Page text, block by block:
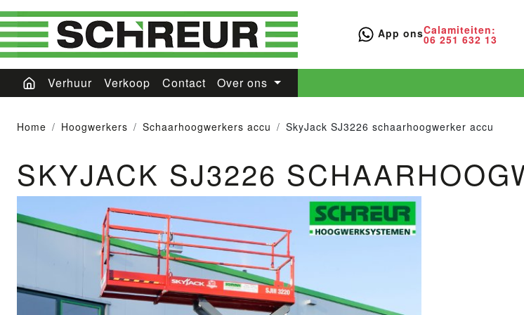
App onsCalamiteiten:
06 251 632 13
Verhuur Verkoop Contact Over ons
Home Hoogwerkers Schaarhoogwerkers accu SkyJack SJ3226 schaarhoogwerker accu
SKYJACK SJ3226